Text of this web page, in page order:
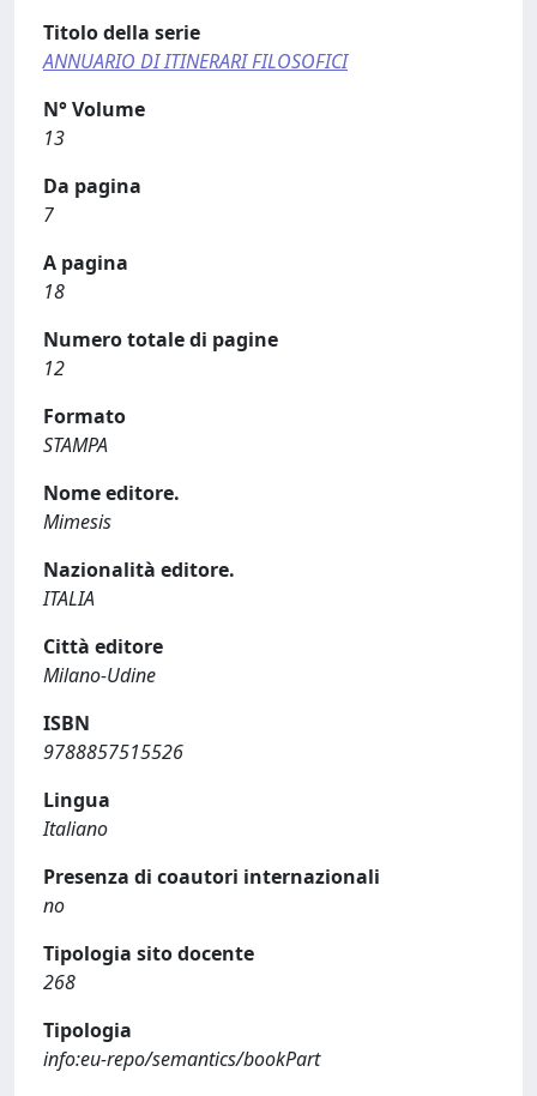
Titolo della serie
ANNUARIO DI ITINERARI FILOSOFICI
N° Volume
13
Da pagina
7
A pagina
18
Numero totale di pagine
12
Formato
STAMPA
Nome editore.
Mimesis
Nazionalità editore.
ITALIA
Città editore
Milano-Udine
ISBN
9788857515526
Lingua
Italiano
Presenza di coautori internazionali
no
Tipologia sito docente
268
Tipologia
info:eu-repo/semantics/bookPart